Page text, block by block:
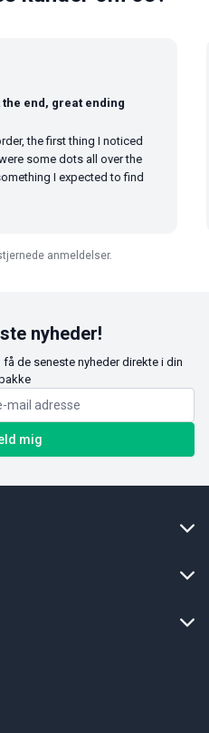
end, great ending
the first thing I noticed
some dots all over the
I expected to find
anmeldelser.
nyheder!
de seneste nyheder direkte i din
mig